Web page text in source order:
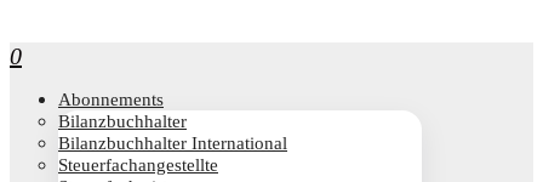
0
Abon­ne­ments
Bilanz­buch­hal­ter
Bilanz­buch­hal­ter International
Steu­er­fach­an­ge­stell­te